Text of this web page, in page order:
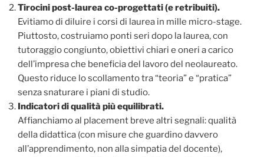
Tirocini post-laurea co-progettati (e retribuiti).
Evitiamo di diluire i corsi di laurea in mille micro-stage.
Piuttosto, costruiamo ponti seri dopo la laurea, con
tutoraggio congiunto, obiettivi chiari e oneri a carico
dell’impresa che beneficia del lavoro del neolaureato.
Questo riduce lo scollamento tra “teoria” e “pratica”
senza snaturare i piani di studio.
Indicatori di qualità più equilibrati.
Affianchiamo al placement breve altri segnali: qualità
della didattica (con misure che guardino davvero
all’apprendimento, non alla simpatia del docente),